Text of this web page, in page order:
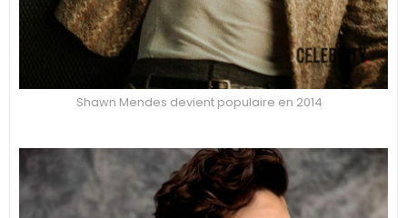
Shawn Mendes devient populaire en 2014